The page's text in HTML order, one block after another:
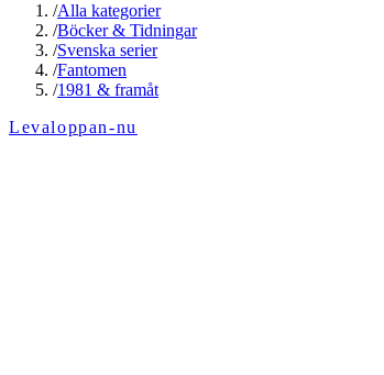
/Alla kategorier
/Böcker & Tidningar
/Svenska serier
/Fantomen
/1981 & framåt
Levaloppan-nu